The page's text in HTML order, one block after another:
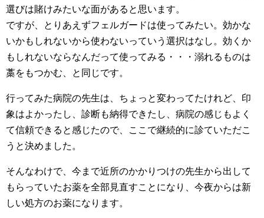
選びは賭けみたいな面があると思います。
ですが、とりあえずフェルガードは使ってみたい。効かな
いかもしれないから使わないっていう選択はなし。効くか
もしれないならなんだって使ってみる・・・溺れるものは
藁をもつかむ、と同じです。
行ってみた病院の先生は、ちょっと変わってたけれど、印
象はよかったし、診断も納得できたし、病院の感じもよく
て信頼できると感じたので、ここで継続的に診ていただこ
うと決めました。
そんなわけで、今まで近所のかかりつけの先生から出して
もらっていたお薬を全部見直すことになり、今夜からは新
しい処方のお薬になります。